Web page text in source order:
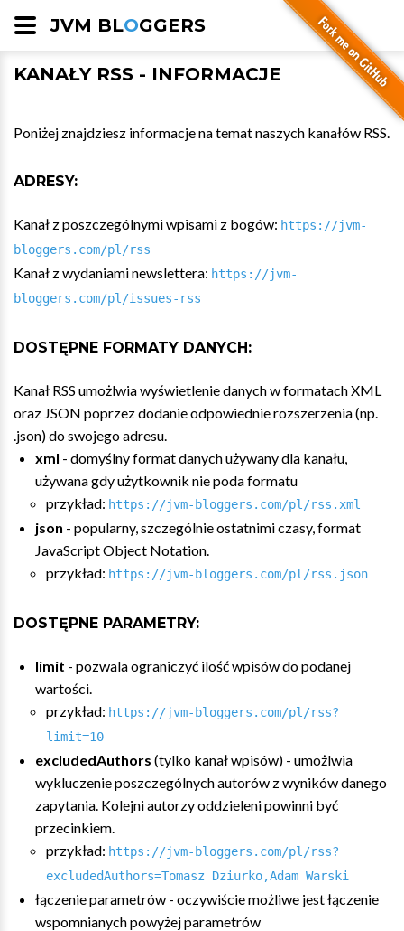
JVM BLOGGERS
KANAŁY RSS - INFORMACJE
Poniżej znajdziesz informacje na temat naszych kanałów RSS.
ADRESY:
Kanał z poszczególnymi wpisami z bogów: https://jvm-
bloggers.com/pl/rss
Kanał z wydaniami newslettera: https://jvm-
bloggers.com/pl/issues-rss
DOSTĘPNE FORMATY DANYCH:
Kanał RSS umożlwia wyświetlenie danych w formatach XML
oraz JSON poprzez dodanie odpowiednie rozszerzenia (np.
.json) do swojego adresu.
xml - domyślny format danych używany dla kanału,
używana gdy użytkownik nie poda formatu
przykład: https://jvm-bloggers.com/pl/rss.xml
json - popularny, szczególnie ostatnimi czasy, format
JavaScript Object Notation.
przykład: https://jvm-bloggers.com/pl/rss.json
DOSTĘPNE PARAMETRY:
limit - pozwala ograniczyć ilość wpisów do podanej
wartości.
przykład: https://jvm-bloggers.com/pl/rss?
limit=10
excludedAuthors (tylko kanał wpisów) - umożlwia
wykluczenie poszczególnych autorów z wyników danego
zapytania. Kolejni autorzy oddzieleni powinni być
przecinkiem.
przykład: https://jvm-bloggers.com/pl/rss?
excludedAuthors=Tomasz Dziurko,Adam Warski
łączenie parametrów - oczywiście możliwe jest łączenie
wspomnianych powyżej parametrów